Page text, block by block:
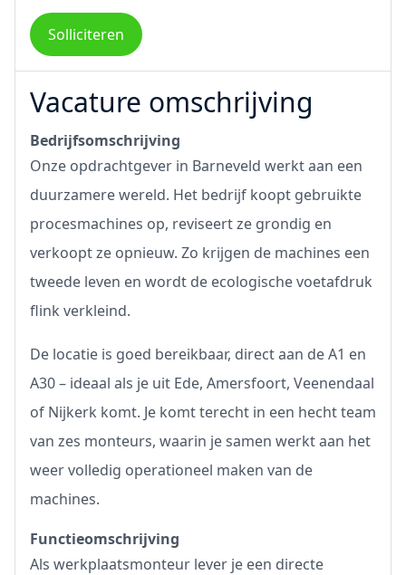
Solliciteren
Vacature omschrijving
Bedrijfsomschrijving
Onze opdrachtgever in Barneveld werkt aan een
duurzamere wereld. Het bedrijf koopt gebruikte
procesmachines op, reviseert ze grondig en
verkoopt ze opnieuw. Zo krijgen de machines een
tweede leven en wordt de ecologische voetafdruk
flink verkleind.
De locatie is goed bereikbaar, direct aan de A1 en
A30 – ideaal als je uit Ede, Amersfoort, Veenendaal
of Nijkerk komt. Je komt terecht in een hecht team
van zes monteurs, waarin je samen werkt aan het
weer volledig operationeel maken van de
machines.
Functieomschrijving
Als werkplaatsmonteur lever je een directe